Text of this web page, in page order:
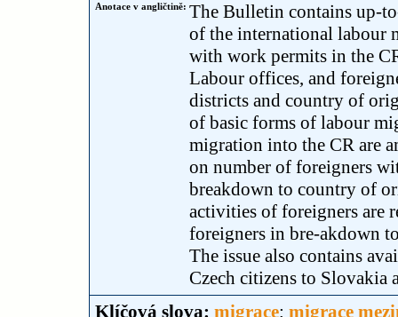
Anotace v angličtině: The Bulletin contains up-
of the international labour
with work permits in the
Labour offices, and
districts and country of
of basic forms of labour
migration into the CR are
on number of foreigners
breakdown to country of
activities of foreigners are
foreigners in bre-akdown
The issue also contains
Czech citizens to Slovakia
Klíčová slova: migrace; migrace